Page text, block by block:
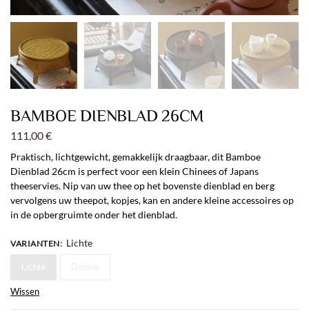
BAMBOE DIENBLAD 26CM
111,00€
Praktisch, lichtgewicht, gemakkelijk draagbaar, dit Bamboe
Dienblad 26cm is perfect voor een klein Chinees of Japans
theeservies. Nip van uw thee op het bovenste dienblad en berg
vervolgens uw theepot, kopjes, kan en andere kleine accessoires op
in de opbergruimte onder het dienblad.
VARIANTEN: Lichte
Lichte
Wissen